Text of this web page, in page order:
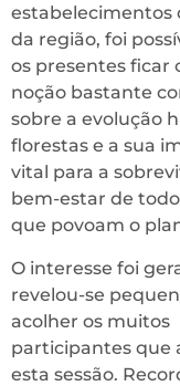
estabelecimentos
da região, foi
os presentes ficar
noção bastante
sobre a evolução
florestas e a sua
vital para a
bem-estar de
que povoam o
O interesse foi
revelou-se
acolher os muitos
participantes que
esta sessão.